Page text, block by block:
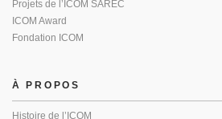
Projets de l’ICOM SAREC
ICOM Award
Fondation ICOM
À PROPOS
Histoire de l’ICOM